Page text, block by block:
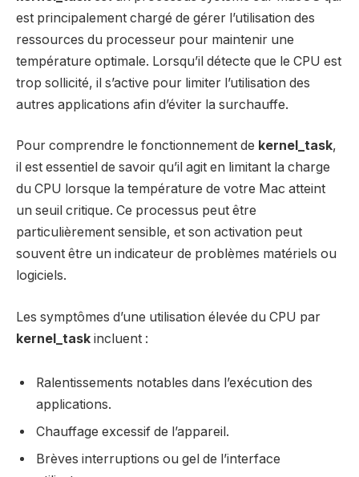
est principalement chargé de gérer l’utilisation des
ressources du processeur pour maintenir une
température optimale. Lorsqu’il détecte que le CPU est
trop sollicité, il s’active pour limiter l’utilisation des
autres applications afin d’éviter la surchauffe.
Pour comprendre le fonctionnement de kernel_task,
il est essentiel de savoir qu’il agit en limitant la charge
du CPU lorsque la température de votre Mac atteint
un seuil critique. Ce processus peut être
particulièrement sensible, et son activation peut
souvent être un indicateur de problèmes matériels ou
logiciels.
Les symptômes d’une utilisation élevée du CPU par
kernel_task incluent :
Ralentissements notables dans l’exécution des
applications.
Chauffage excessif de l’appareil.
Brèves interruptions ou gel de l’interface